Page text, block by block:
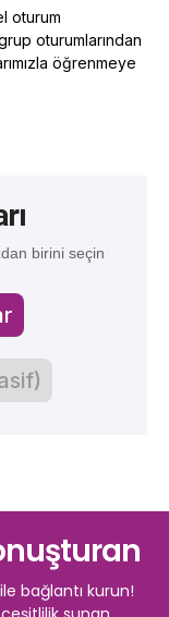
oturum
oturumlarından
öğrenmeye
birini seçin
bağlantı kurun!